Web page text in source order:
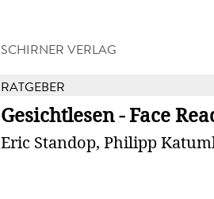
SCHIRNER VERLAG
RATGEBER
Gesichtlesen - Face
Eric Standop, Philipp